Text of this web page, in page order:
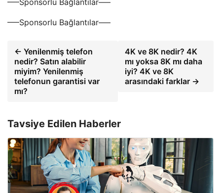
—–Sponsorlu Bağlantılar—–
—–Sponsorlu Bağlantılar—–
← Yenilenmiş telefon
nedir? Satın alabilir
miyim? Yenilenmiş
telefonun garantisi var
mı?
4K ve 8K nedir? 4K
mı yoksa 8K mı daha
iyi? 4K ve 8K
arasındaki farklar →
Tavsiye Edilen Haberler